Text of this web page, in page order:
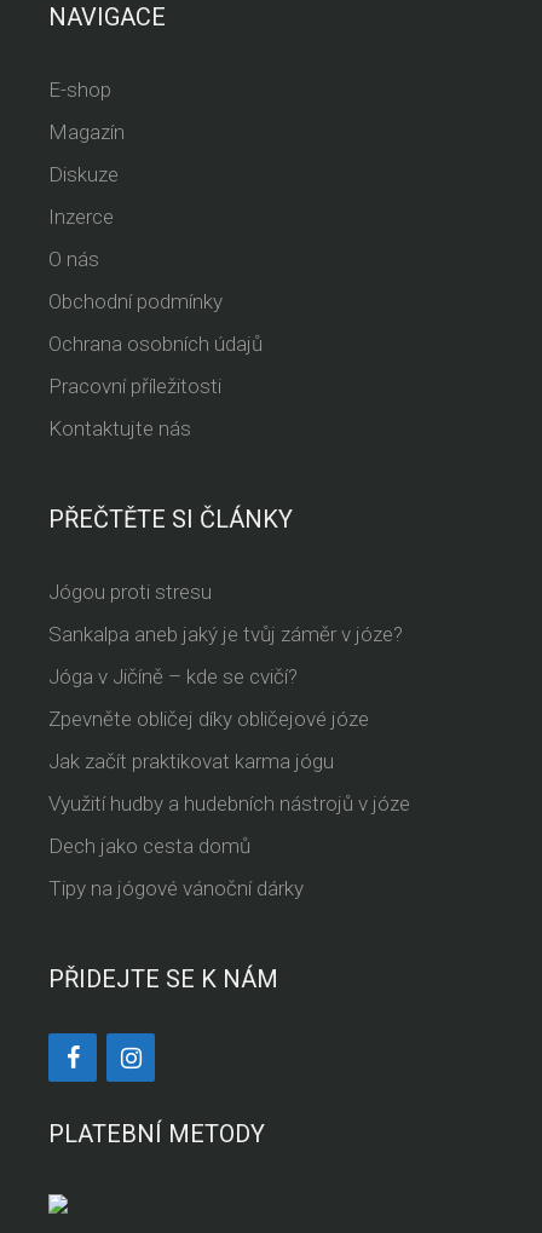
NAVIGACE
E-shop
Magazín
Diskuze
Inzerce
O nás
Obchodní podmínky
Ochrana osobních údajů
Pracovní příležitosti
Kontaktujte nás
PŘEČTĚTE SI ČLÁNKY
Jógou proti stresu
Sankalpa aneb jaký je tvůj záměr v józe?
Jóga v Jičíně – kde se cvičí?
Zpevněte obličej díky obličejové józe
Jak začít praktikovat karma jógu
Využití hudby a hudebních nástrojů v józe
Dech jako cesta domů
Tipy na jógové vánoční dárky
PŘIDEJTE SE K NÁM
PLATEBNÍ METODY